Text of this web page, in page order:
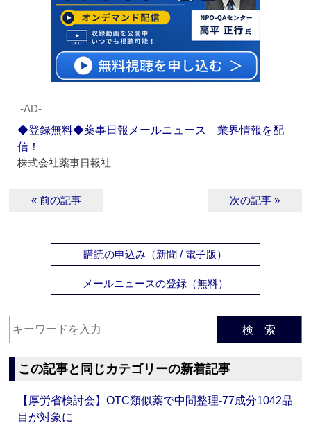
‐AD‐
◆登録無料◆薬事日報メールニュース 業界情報を配
信！
株式会社薬事日報社
« 前の記事 次の記事 »
購読の申込み（新聞 / 電子版）
メールニュースの登録（無料）
検 索
この記事と同じカテゴリーの新着記事
【厚労省検討会】OTC類似薬で中間整理‐77成分1042品
目が対象に